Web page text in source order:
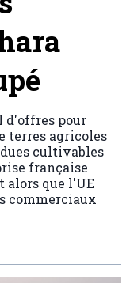
d'offres pour
terres agricoles
cultivables
française
que l'UE
commerciaux